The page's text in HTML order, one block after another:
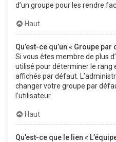
d’un groupe pour les rendre
Haut
Qu’est-ce qu’un « Groupe par
Si vous êtes membre de plus
utilisé pour déterminer le rang
affichés par défaut.
changer votre groupe par
l’utilisateur.
Haut
Qu’est-ce que le lien «